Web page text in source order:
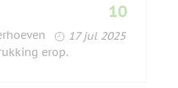
17 juli 2025
17 jul 2025
10
erop.